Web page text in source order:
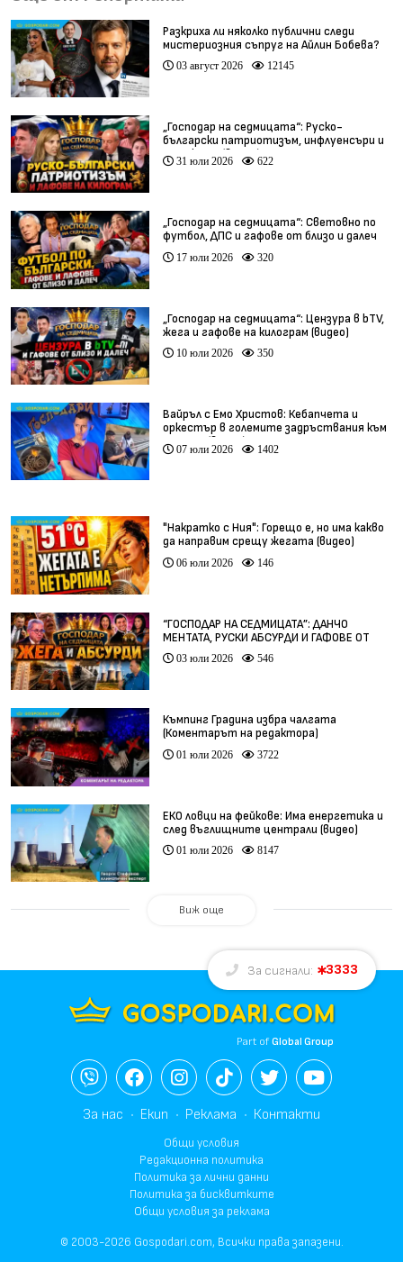
Разкриха ли няколко публични следи
мистериозния съпруг на Айлин Бобева?
03 август 2026 12145
„Господар на седмицата“: Руско-
български патриотизъм, инфлуенсъри и
тарикати (видео)
31 юли 2026 622
„Господар на седмицата“: Световно по
футбол, ДПС и гафове от близо и далеч
17 юли 2026 320
„Господар на седмицата“: Цензура в bTV,
жега и гафове на килограм (видео)
10 юли 2026 350
Вайръл с Емо Христов: Кебапчета и
оркестър в големите задръствания към
морето (видео)
07 юли 2026 1402
"Накратко с Ния": Горещо е, но има какво
да направим срещу жегата (видео)
06 юли 2026 146
“ГОСПОДАР НА СЕДМИЦАТА”: ДАНЧО
МЕНТАТА, РУСКИ АБСУРДИ И ГАФОВЕ ОТ
ЦЯЛ СВЯТ
03 юли 2026 546
Къмпинг Градина избра чалгата
(Коментарът на редактора)
01 юли 2026 3722
ЕКО ловци на фейкове: Има енергетика и
след въглищните централи (видео)
01 юли 2026 8147
Виж още
За сигнали: 3333
Part ofGlobal Group
За нас Екип Реклама Контакти
Общи условия
Редакционна политика
Политика за лични данни
Политика за бисквитките
Общи условия за реклама
© 2003-2026 Gospodari.com, Всички права запазени.